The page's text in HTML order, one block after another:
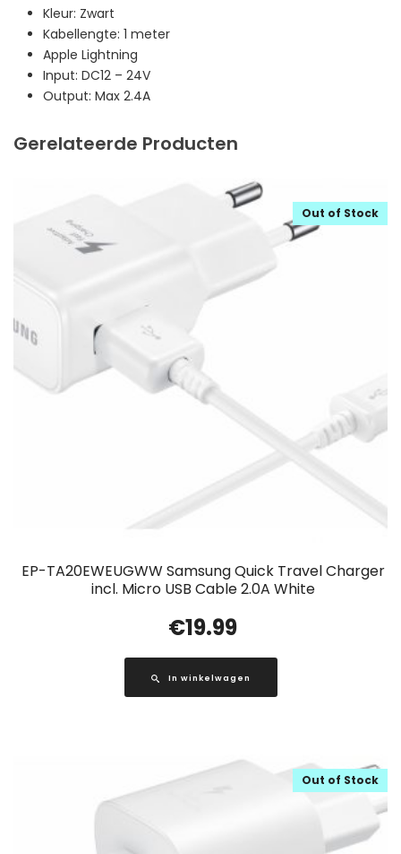
Kleur: Zwart
Kabellengte: 1 meter
Apple Lightning
Input: DC12 – 24V
Output: Max 2.4A
Gerelateerde Producten
EP-TA20EWEUGWW Samsung Quick Travel Charger
incl. Micro USB Cable 2.0A White
Out of Stock
€19.99
In winkelwagen
Out of Stock